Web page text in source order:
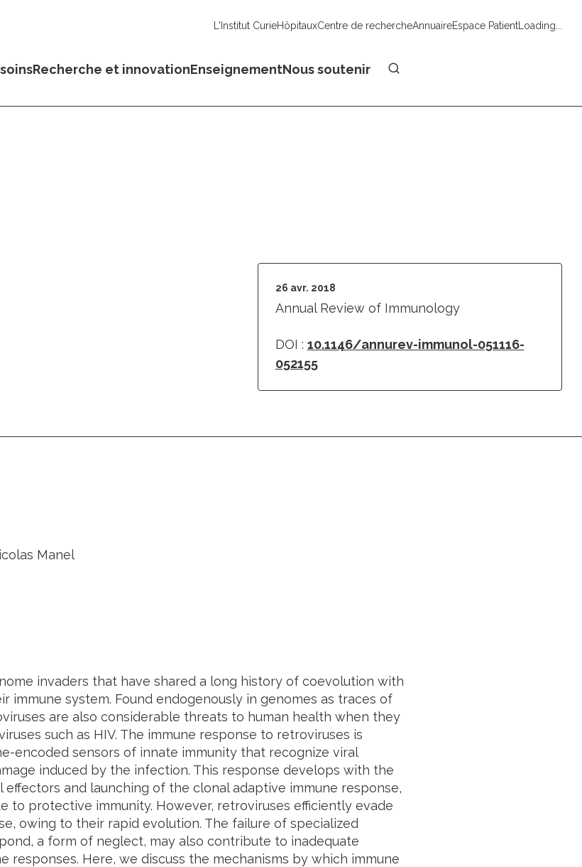
L'Institut CurieHôpitauxCentre de rechercheAnnuaireEspace PatientLoading...
Recherche et innovationEnseignementNous soutenir
26 avr. 2018
Annual Review of Immunology
DOI : 10.1146/annurev-immunol-051116-
052155
Manel
invaders that have shared a long history of coevolution with
immune system. Found endogenously in genomes as traces of
are also considerable threats to human health when they
such as HIV. The immune response to retroviruses is
encoded sensors of innate immunity that recognize viral
induced by the infection. This response develops with the
effectors and launching of the clonal adaptive immune response,
to protective immunity. However, retroviruses efficiently evade
owing to their rapid evolution. The failure of specialized
a form of neglect, may also contribute to inadequate
responses. Here, we discuss the mechanisms by which immune